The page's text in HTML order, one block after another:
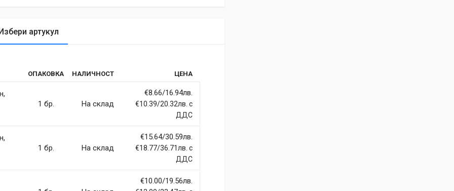
артукул
vitae sodales in, maximus ut lectus. Vivamus commodo
eget tincidunt ex semper sit amet. Nullam neque justo, sodales
et fringilla facilisis. Nam maximus consectetur diam. Nulla
ОПАКОВКА НАЛИЧНОСТ ЦЕНА
1 бр. На склад
€8.66/16.94лв.
€10.39/20.32лв. с
ДДС
1 бр. На склад
€15.64/30.59лв.
€18.77/36.71лв. с
ДДС
€10.00/19.56лв.